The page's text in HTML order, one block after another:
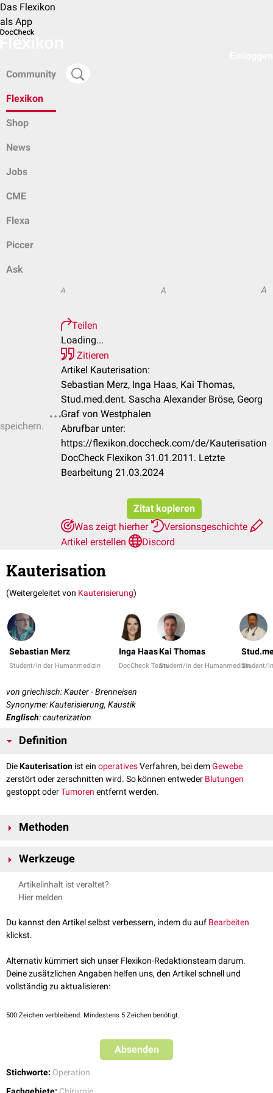
Das Flexikon
als App
Community
Flexikon
Shop
News
Jobs
CME
Flexa
Piccer
Ask
A A A
Teilen
Loading...
Zitieren
Artikel Kauterisation:
Sebastian Merz, Inga Haas, Kai Thomas,
Stud.med.dent. Sascha Alexander Bröse, Georg
Graf von Westphalen
Abrufbar unter:
https://flexikon.doccheck.com/de/Kauterisation
DocCheck Flexikon 31.01.2011. Letzte
Bearbeitung 21.03.2024
Zitat kopieren
Was zeigt hierher
Versionsgeschichte
Artikel erstellen
Discord
Kauterisation
(Weitergeleitet von Kauterisierung)
Sebastian Merz
Student/in der Humanmedizin
Inga Haas
DocCheck Team
Kai Thomas
Student/in der HumanmedizinStudent/
von griechisch: Kauter - Brenneisen
Synonyme: Kauterisierung, Kaustik
Englisch: cauterization
Definition
DieKauterisation ist ein operativesVerfahren, bei demGewebe
zerstört oder zerschnitten wird. So können entweder Blutungen
gestoppt oderTumoren entfernt werden.
Methoden
unterschieden:
Kältekauterisation (siehe auch:
Kauterisation mit
Werkzeuge
Die am häufigsten angewandte Methode ist die Kauterisation durch
Artikelinhalt ist veraltet?
Hier melden
Du kannst den Artikel selbst verbessern, indem du auf Bearbeiten
klickst.
Alternativ kümmert sich unser Flexikon-Redaktionsteam darum.
Deine zusätzlichen Angaben helfen uns, den Artikel schnell und
vollständig zu aktualisieren:
500 Zeichen verbleibend. Mindestens 5 Zeichen benötigt.
Absenden
Stichworte: Operation